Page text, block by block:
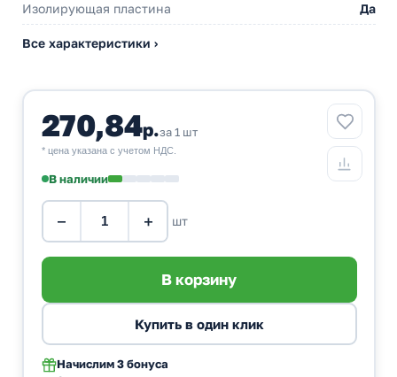
Изолирующая пластина Да
Все характеристики ›
270,84р.за 1 шт
* цена указана с учетом НДС.
В наличии
− + шт
Начислим 3 бонуса